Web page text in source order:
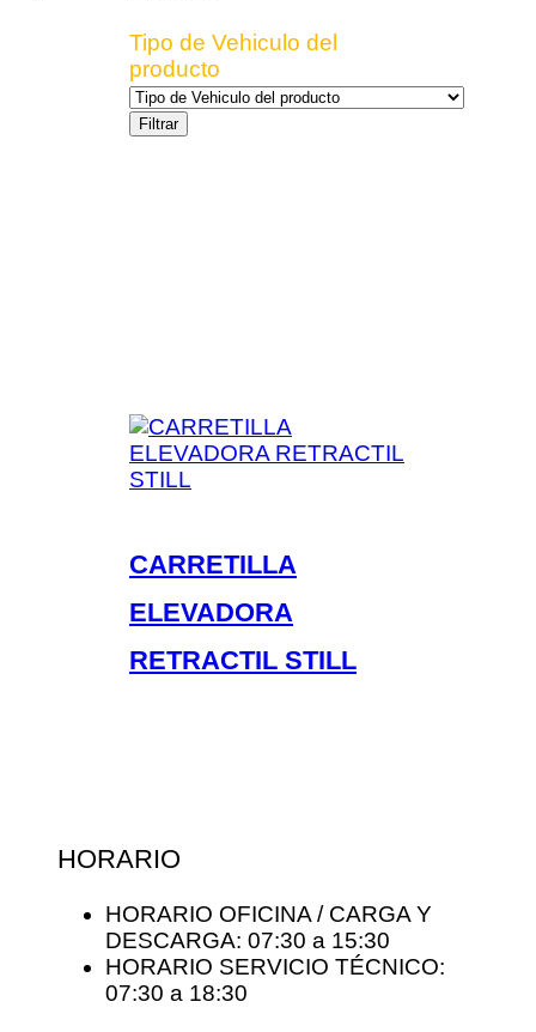
Tipo de Vehiculo del
producto
Filtrar
CARRETILLA
ELEVADORA
RETRACTIL STILL
HORARIO
HORARIO OFICINA / CARGA Y
DESCARGA: 07:30 a 15:30
HORARIO SERVICIO TÉCNICO:
07:30 a 18:30